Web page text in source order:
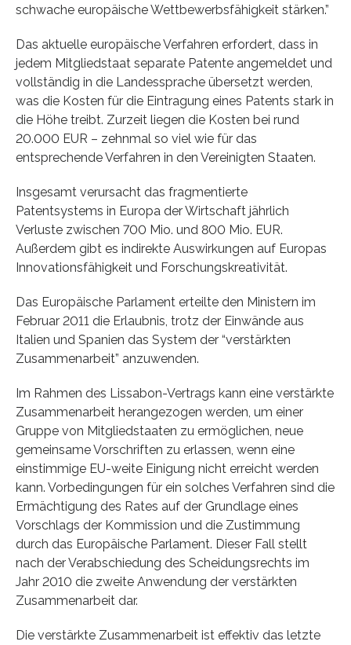
schwache europäische Wettbewerbsfähigkeit stärken.”
Das aktuelle europäische Verfahren erfordert, dass in
jedem Mitgliedstaat separate Patente angemeldet und
vollständig in die Landessprache übersetzt werden,
was die Kosten für die Eintragung eines Patents stark in
die Höhe treibt. Zurzeit liegen die Kosten bei rund
20.000 EUR – zehnmal so viel wie für das
entsprechende Verfahren in den Vereinigten Staaten.
Insgesamt verursacht das fragmentierte
Patentsystems in Europa der Wirtschaft jährlich
Verluste zwischen 700 Mio. und 800 Mio. EUR.
Außerdem gibt es indirekte Auswirkungen auf Europas
Innovationsfähigkeit und Forschungskreativität.
Das Europäische Parlament erteilte den Ministern im
Februar 2011 die Erlaubnis, trotz der Einwände aus
Italien und Spanien das System der “verstärkten
Zusammenarbeit” anzuwenden.
Im Rahmen des Lissabon-Vertrags kann eine verstärkte
Zusammenarbeit herangezogen werden, um einer
Gruppe von Mitgliedstaaten zu ermöglichen, neue
gemeinsame Vorschriften zu erlassen, wenn eine
einstimmige EU-weite Einigung nicht erreicht werden
kann. Vorbedingungen für ein solches Verfahren sind die
Ermächtigung des Rates auf der Grundlage eines
Vorschlags der Kommission und die Zustimmung
durch das Europäische Parlament. Dieser Fall stellt
nach der Verabschiedung des Scheidungsrechts im
Jahr 2010 die zweite Anwendung der verstärkten
Zusammenarbeit dar.
Die verstärkte Zusammenarbeit ist effektiv das letzte